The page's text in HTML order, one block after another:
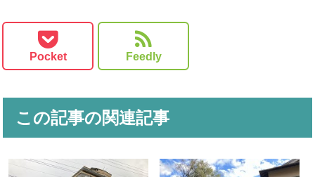
Pocket Feedly
この記事の関連記事